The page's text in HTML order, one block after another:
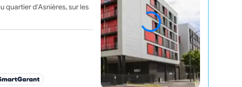
quartier d'Asnières, sur les